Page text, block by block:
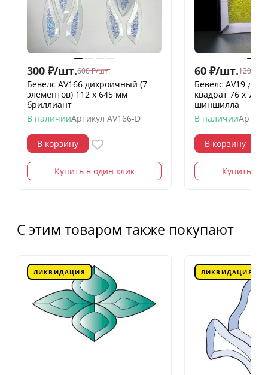
300 ₽/шт.600 ₽/шт.
Бевелс AV166 дихроичный (7
элементов) 112 х 645 мм
бриллиант
В наличииАртикул AV166-D
В корзину
Купить в один клик
60 ₽/шт.120
Бевелс AV19
квадрат 76 х 76
шиншилла
В наличии
В корзину
Купить в
С этим товаром также покупают
ЛИКВИДАЦИЯ ЛИКВИДАЦИЯ